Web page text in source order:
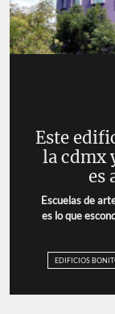
Este
la cdmx
es
Escuelas de
es lo que
EDIFICIOS